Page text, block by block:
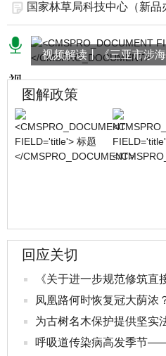
国家林草局科技中心（新
条...
视频解读丨《三亚市涉
图解政策
回应关切
《关于进一步规范修筑直
凤凰路何时恢复冠大荫浓
为古树名木保护提供坚实
呼吸道传染病高发季节